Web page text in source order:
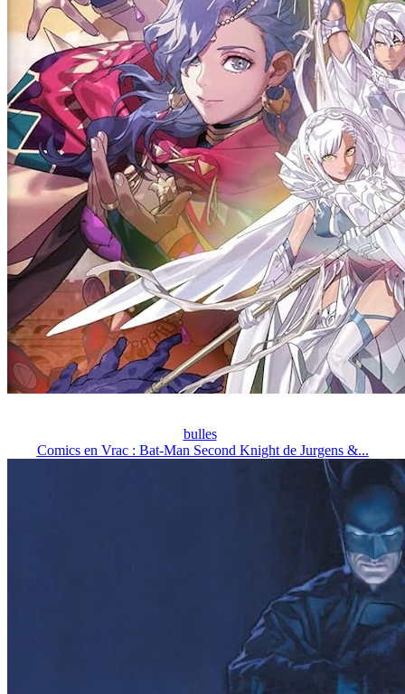
bulles
Comics en Vrac : Bat-Man Second Knight de Jurgens &...